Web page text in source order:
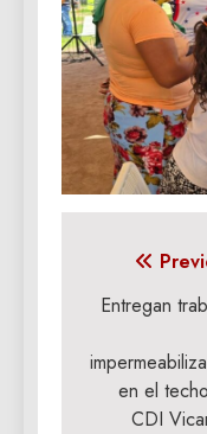
de
entradas
Entregan
en el
CDI